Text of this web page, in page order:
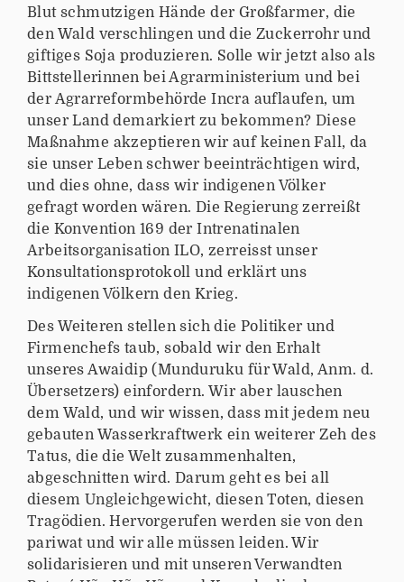
Blut schmutzigen Hände der Großfarmer, die
den Wald verschlingen und die Zuckerrohr und
giftiges Soja produzieren. Solle wir jetzt also als
Bittstellerinnen bei Agrarministerium und bei
der Agrarreformbehörde Incra auflaufen, um
unser Land demarkiert zu bekommen? Diese
Maßnahme akzeptieren wir auf keinen Fall, da
sie unser Leben schwer beeinträchtigen wird,
und dies ohne, dass wir indigenen Völker
gefragt worden wären. Die Regierung zerreißt
die Konvention 169 der Intrenatinalen
Arbeitsorganisation ILO, zerreisst unser
Konsultationsprotokoll und erklärt uns
indigenen Völkern den Krieg.
Des Weiteren stellen sich die Politiker und
Firmenchefs taub, sobald wir den Erhalt
unseres Awaidip (Munduruku für Wald, Anm. d.
Übersetzers) einfordern. Wir aber lauschen
dem Wald, und wir wissen, dass mit jedem neu
gebauten Wasserkraftwerk ein weiterer Zeh des
Tatus, die die Welt zusammenhalten,
abgeschnitten wird. Darum geht es bei all
diesem Ungleichgewicht, diesen Toten, diesen
Tragödien. Hervorgerufen werden sie von den
pariwat und wir alle müssen leiden. Wir
solidarisieren und mit unseren Verwandten